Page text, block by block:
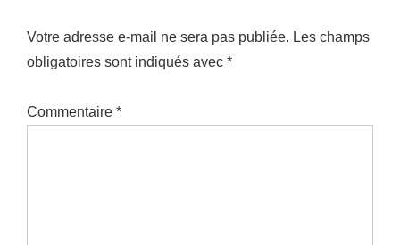
Votre adresse e-mail ne sera pas publiée. Les champs
obligatoires sont indiqués avec *
Commentaire *